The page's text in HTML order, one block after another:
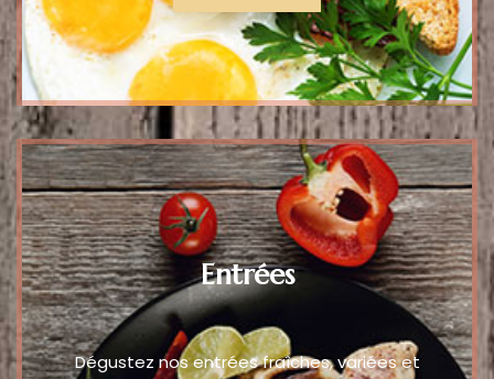
Entrées
Dégustez nos entrées fraîches, variées et